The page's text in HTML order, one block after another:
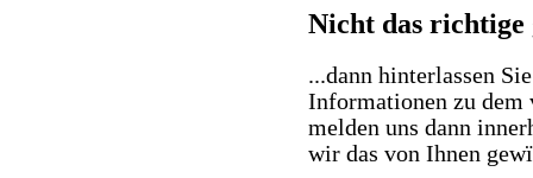
Nicht das richtige
...dann hinterlassen
Informationen zu dem
melden uns dann
wir das von Ihnen